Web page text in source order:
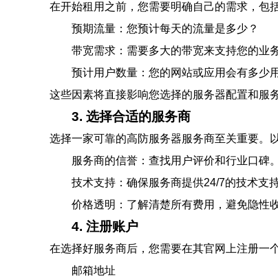
在开始租用之前，您需要明确自己的需求，包
预期流量：您预计每天的流量是多少？
带宽需求：需要多大的带宽来支持您的业
预计用户数量：您的网站或应用会有多少
这些因素将直接影响您选择的服务器配置和服务
3. 选择合适的服务商
选择一家可靠的高防服务器服务商至关重要。
服务商的信誉：查找用户评价和行业口碑。
技术支持：确保服务商提供24/7的技术支持
价格透明：了解清楚所有费用，避免隐性收
4. 注册账户
在选择好服务商后，您需要在其官网上注册一
邮箱地址